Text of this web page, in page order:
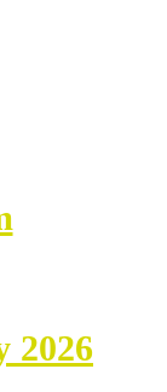
2026